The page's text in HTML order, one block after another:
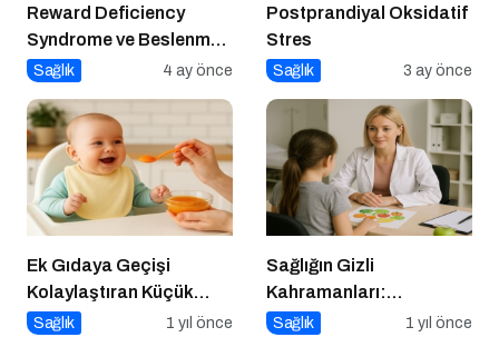
Reward Deficiency
Syndrome ve Beslenme
Davranışı
Sağlık 4 ay önce
Postprandiyal Oksidatif
Stres
Sağlık 3 ay önce
Ek Gıdaya Geçişi
Kolaylaştıran Küçük
Sırlar
Sağlık 1 yıl önce
Sağlığın Gizli
Kahramanları:
Diyetisyenlerimiz
Sağlık 1 yıl önce